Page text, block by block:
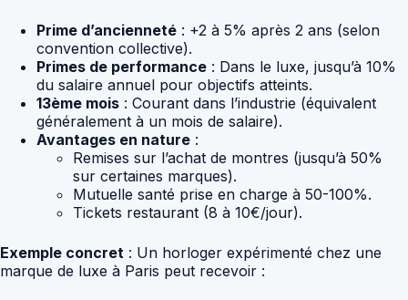
Prime d’ancienneté : +2 à 5% après 2 ans (selon
convention collective).
Primes de performance : Dans le luxe, jusqu’à 10%
du salaire annuel pour objectifs atteints.
13ème mois : Courant dans l’industrie (équivalent
généralement à un mois de salaire).
Avantages en nature :
Remises sur l’achat de montres (jusqu’à 50%
sur certaines marques).
Mutuelle santé prise en charge à 50-100%.
Tickets restaurant (8 à 10€/jour).
Exemple concret : Un horloger expérimenté chez une
marque de luxe à Paris peut recevoir :